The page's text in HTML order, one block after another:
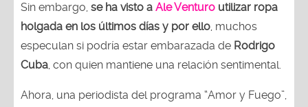
Sin embargo, se ha visto a Ale Venturo utilizar ropa
holgada en los últimos días y por ello, muchos
especulan si podría estar embarazada de Rodrigo
Cuba, con quien mantiene una relación sentimental.
Ahora, una periodista del programa “Amor y Fuego”,